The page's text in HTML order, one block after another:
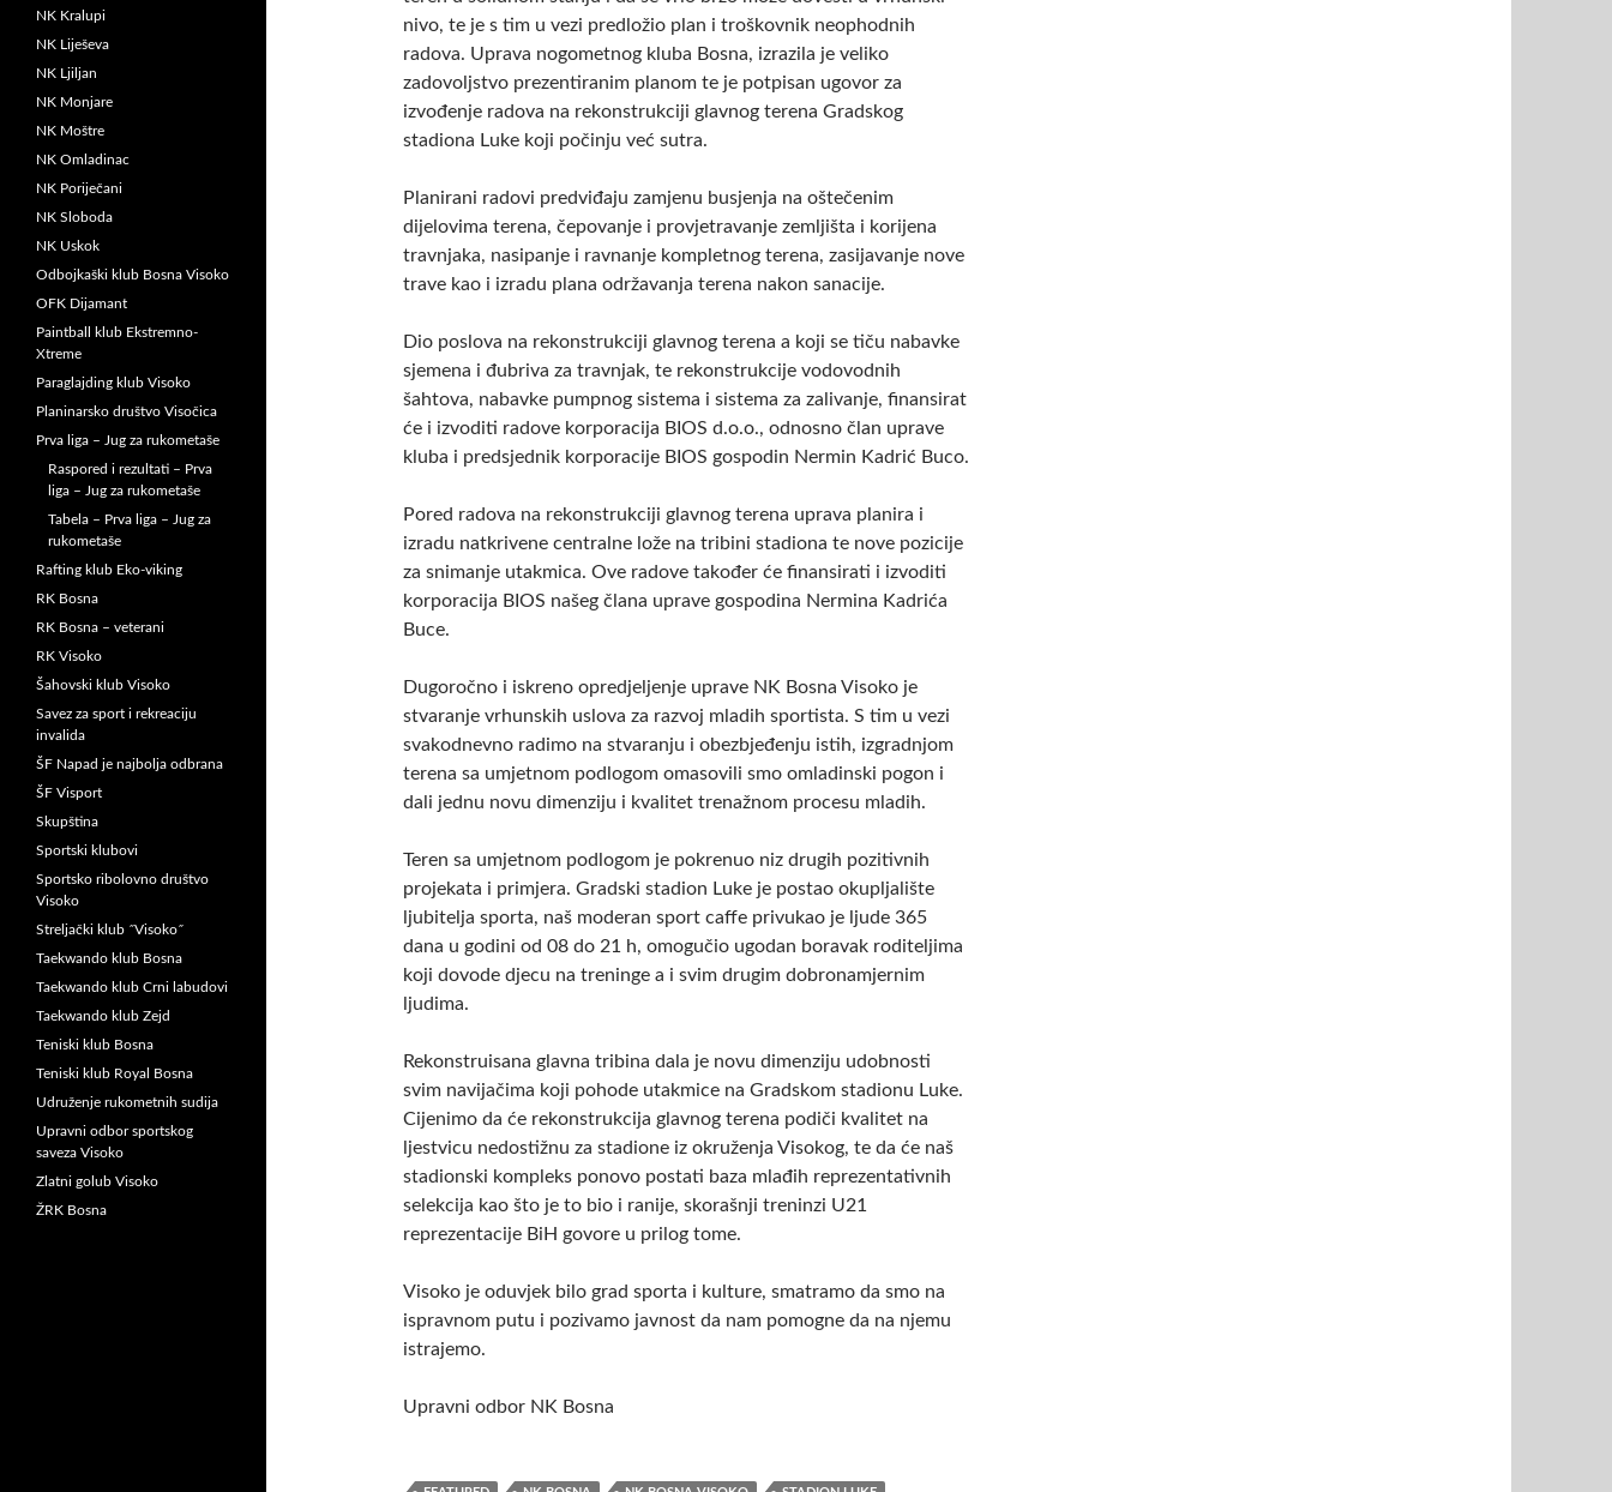
nivo, te je s tim u vezi predložio plan i troškovnik neophodnih
radova. Uprava nogometnog kluba Bosna, izrazila je veliko
zadovoljstvo prezentiranim planom te je potpisan ugovor za
izvođenje radova na rekonstrukciji glavnog terena Gradskog
stadiona Luke koji počinju već sutra.
Planirani radovi predviđaju zamjenu busjenja na oštečenim
dijelovima terena, čepovanje i provjetravanje zemljišta i korijena
travnjaka, nasipanje i ravnanje kompletnog terena, zasijavanje nove
trave kao i izradu plana održavanja terena nakon sanacije.
Dio poslova na rekonstrukciji glavnog terena a koji se tiču nabavke
sjemena i đubriva za travnjak, te rekonstrukcije vodovodnih
šahtova, nabavke pumpnog sistema i sistema za zalivanje, finansirat
će i izvoditi radove korporacija BIOS d.o.o., odnosno član uprave
kluba i predsjednik korporacije BIOS gospodin Nermin Kadrić Buco.
Pored radova na rekonstrukciji glavnog terena uprava planira i
izradu natkrivene centralne lože na tribini stadiona te nove pozicije
za snimanje utakmica. Ove radove također će finansirati i izvoditi
korporacija BIOS našeg člana uprave gospodina Nermina Kadrića
Buce.
Dugoročno i iskreno opredjeljenje uprave NK Bosna Visoko je
stvaranje vrhunskih uslova za razvoj mladih sportista. S tim u vezi
svakodnevno radimo na stvaranju i obezbjeđenju istih, izgradnjom
terena sa umjetnom podlogom omasovili smo omladinski pogon i
dali jednu novu dimenziju i kvalitet trenažnom procesu mladih.
Teren sa umjetnom podlogom je pokrenuo niz drugih pozitivnih
projekata i primjera. Gradski stadion Luke je postao okupljalište
ljubitelja sporta, naš moderan sport caffe privukao je ljude 365
dana u godini od 08 do 21 h, omogučio ugodan boravak roditeljima
koji dovode djecu na treninge a i svim drugim dobronamjernim
ljudima.
Rekonstruisana glavna tribina dala je novu dimenziju udobnosti
svim navijačima koji pohode utakmice na Gradskom stadionu Luke.
Cijenimo da će rekonstrukcija glavnog terena podiči kvalitet na
ljestvicu nedostižnu za stadione iz okruženja Visokog, te da će naš
stadionski kompleks ponovo postati baza mlađih reprezentativnih
selekcija kao što je to bio i ranije, skorašnji treninzi U21
reprezentacije BiH govore u prilog tome.
Visoko je oduvjek bilo grad sporta i kulture, smatramo da smo na
ispravnom putu i pozivamo javnost da nam pomogne da na njemu
istrajemo.
Upravni odbor NK Bosna
NK Kralupi
NK Liješeva
NK Ljiljan
NK Monjare
NK Moštre
NK Omladinac
NK Poriječani
NK Sloboda
NK Uskok
Odbojkaški klub Bosna Visoko
OFK Dijamant
Paintball klub Ekstremno-
Xtreme
Paraglajding klub Visoko
Planinarsko društvo Visočica
Prva liga – Jug za rukometaše
Raspored i rezultati – Prva
liga – Jug za rukometaše
Tabela – Prva liga – Jug za
rukometaše
Rafting klub Eko-viking
RK Bosna
RK Bosna – veterani
RK Visoko
Šahovski klub Visoko
Savez za sport i rekreaciju
invalida
ŠF Napad je najbolja odbrana
ŠF Visport
Skupština
Sportski klubovi
Sportsko ribolovno društvo
Visoko
Streljački klub ˝Visoko˝
Taekwando klub Bosna
Taekwando klub Crni labudovi
Taekwando klub Zejd
Teniski klub Bosna
Teniski klub Royal Bosna
Udruženje rukometnih sudija
Upravni odbor sportskog
saveza Visoko
Zlatni golub Visoko
ŽRK Bosna